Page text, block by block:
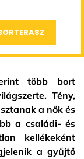
több bort
Tény,
a nők és
a családi- és
kellékeként
a gyűjtő